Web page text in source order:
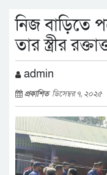
নিজ বাড়িতে
তার স্ত্রীর
admin
প্রকাশিত ডিসেম্বর ৭, ২০২৫